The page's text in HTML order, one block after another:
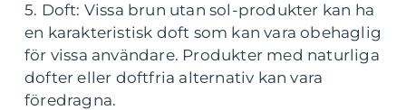
5. Doft: Vissa brun utan sol-produkter kan ha
en karakteristisk doft som kan vara obehaglig
för vissa användare. Produkter med naturliga
dofter eller doftfria alternativ kan vara
föredragna.